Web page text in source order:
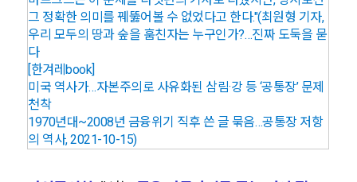
그 정확한 의미를 꿰뚫어볼 수 없었다고 한다."(최원형 기자,
우리 모두의 땅과 숲을 훔친자는 누구인가?…진짜 도둑을 묻
다
[한겨레book]
미국 역사가…자본주의로 사유화된 삼림·강 등 ‘공통장’ 문제
천착
1970년대~2008년 금융위기 직후 쓴 글 묶음…공통장 저항
의 역사, 2021-10-15)